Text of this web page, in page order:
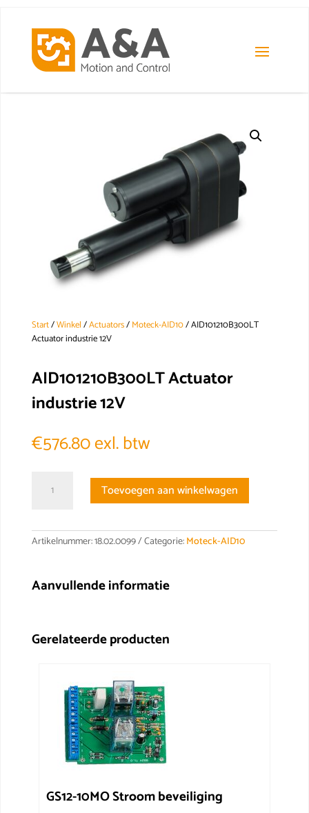
Start/Winkel/Actuators/Moteck-AID10/ AID101210B300LT
Actuator industrie 12V
AID101210B300LT Actuator
industrie 12V
€576.80exl. btw
AID101210B300LT
Actuator
aantal
Toevoegen aan winkelwagen
Artikelnummer:18.02.0099 Categorie:Moteck-AID10
Aanvullende informatie
Gerelateerde producten
GS12-10MO Stroom beveiliging